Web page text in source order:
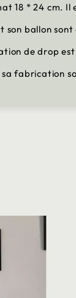
18 * 24 cm. Il
son ballon
de drop
sa fabrication